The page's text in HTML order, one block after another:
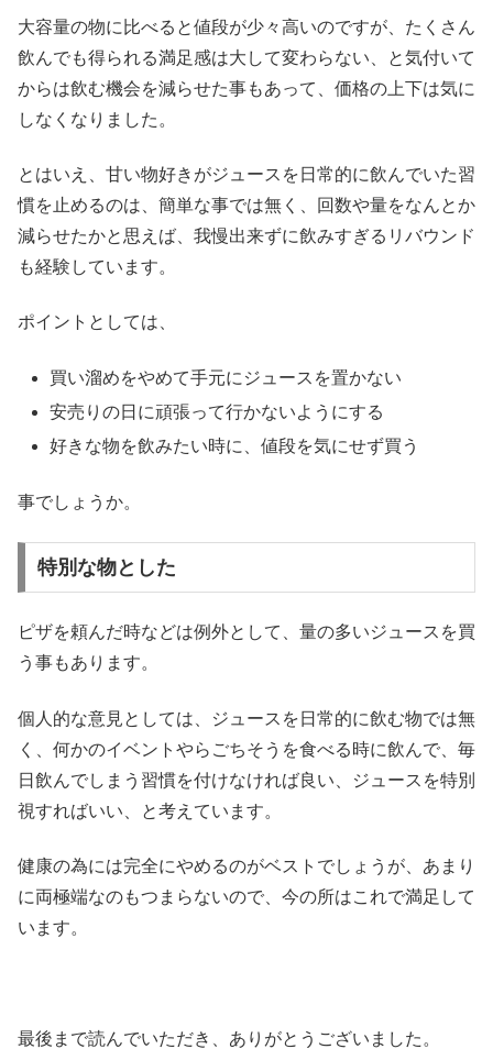
大容量の物に比べると値段が少々高いのですが、たくさん
飲んでも得られる満足感は大して変わらない、と気付いて
からは飲む機会を減らせた事もあって、価格の上下は気に
しなくなりました。
とはいえ、甘い物好きがジュースを日常的に飲んでいた習
慣を止めるのは、簡単な事では無く、回数や量をなんとか
減らせたかと思えば、我慢出来ずに飲みすぎるリバウンド
も経験しています。
ポイントとしては、
買い溜めをやめて手元にジュースを置かない
安売りの日に頑張って行かないようにする
好きな物を飲みたい時に、値段を気にせず買う
事でしょうか。
特別な物とした
ピザを頼んだ時などは例外として、量の多いジュースを買
う事もあります。
個人的な意見としては、ジュースを日常的に飲む物では無
く、何かのイベントやらごちそうを食べる時に飲んで、毎
日飲んでしまう習慣を付けなければ良い、ジュースを特別
視すればいい、と考えています。
健康の為には完全にやめるのがベストでしょうが、あまり
に両極端なのもつまらないので、今の所はこれで満足して
います。
最後まで読んでいただき、ありがとうございました。